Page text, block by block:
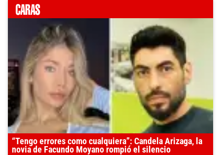
“Tengo errores como cualquiera”: Candela Arizaga, la
novia de Facundo Moyano rompió el silencio